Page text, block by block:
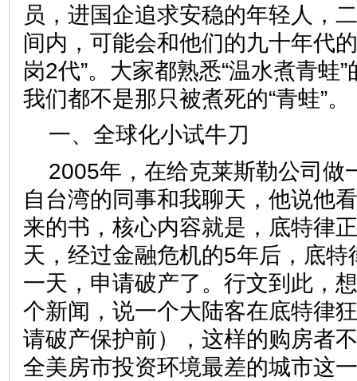
员，进国企追求安稳的年轻人，
间内，可能会和他们的九十年代
岗2代”。大家都熟悉“温水煮青蛙
我们都不是那只被煮死的“青蛙”。
一、全球化小试牛刀
2005年，在给克莱斯勒公司做
自台湾的同事和我聊天，他说他
来的书，核心内容就是，底特律
天，经过金融危机的5年后，底
一天，申请破产了。行文到此，
个新闻，说一个大陆客在底特律
请破产保护前），这样的购房者
全美房市投资环境最差的城市这